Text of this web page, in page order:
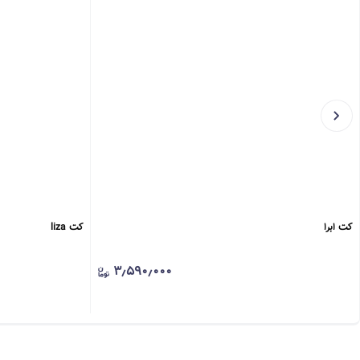
کت ابرا
۳٫۵۹۰٫۰۰۰
کت liza